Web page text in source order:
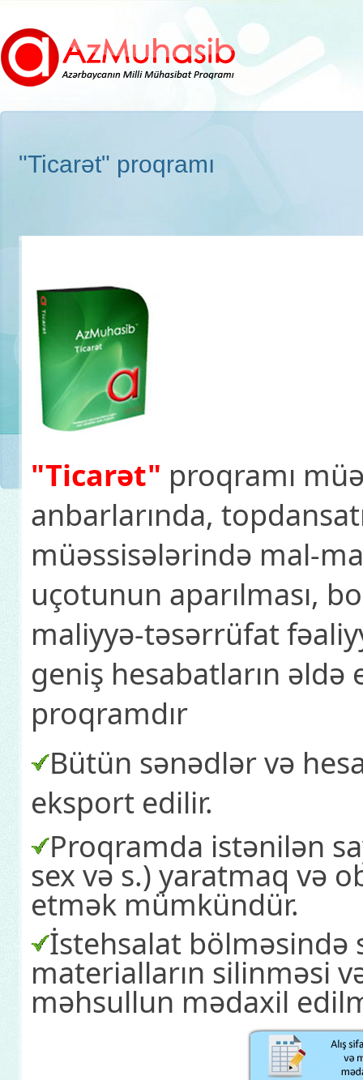
"Ticarət" proqramı
"Ticarət" proqramı
anbarlarında,
müəssisələrində mal-
uçotunun aparılması,
maliyyə-təsərrüfat
geniş hesabatların
proqramdır
Bütün sənədlər və
eksport edilir.
Proqramda istənilən
sex və s.) yaratmaq və
etmək mümkündür.
İstehsalat bölməsində
materialların silinməsi
məhsullun mədaxil